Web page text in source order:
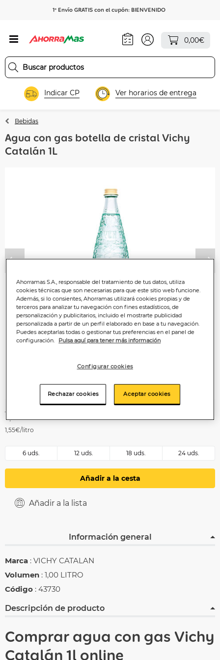
1º Envío GRATIS con el cupón: BIENVENIDO
0,00€
Indicar CP Ver horarios de entrega
Bebidas
Agua con gas botella de cristal Vichy
Catalán 1L
1,55€
1,55€/litro
6 uds. 12 uds. 18 uds. 24 uds.
Añadir a la cesta
Añadir a la lista
Información general
Marca : VICHY CATALAN
Volumen : 1,00 LITRO
Código : 43730
Descripción de producto
Comprar agua con gas Vichy
Catalán 1l online
Ahorramas S.A., responsable del tratamiento de tus datos, utiliza
cookies técnicas que son necesarias para que este sitio web funcione.
Además, si lo consientes, Ahorramas utilizará cookies propias y de
terceros para analizar tu navegación con fines estadísticos, de
personalización y publicitarios, incluido el mostrarte publicidad
personalizada a partir de un perfil elaborado en base a tu navegación.
Puedes aceptarlas todas o gestionar tus preferencias en el panel de
configuración.
Pulsa aquí para tener más información
Configurar cookies
Rechazar cookies Aceptar cookies